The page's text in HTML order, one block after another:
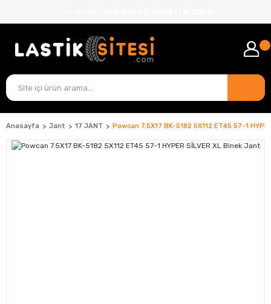
Anasayfa Jant 17 JANT Powcan 7.5X17 BK-5182 5X112 ET45 57-1